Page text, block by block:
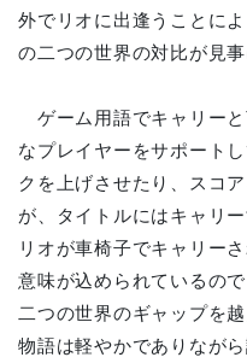
外でリオに出逢うことによ
の二つの世界の対比が見
ゲーム用語でキャリー
なプレイヤーをサポート
クを上げさせたり、スコ
が、タイトルにはキャリ
リオが車椅子でキャリー
意味が込められているので
二つの世界のギャップを
物語は軽やかでありながら